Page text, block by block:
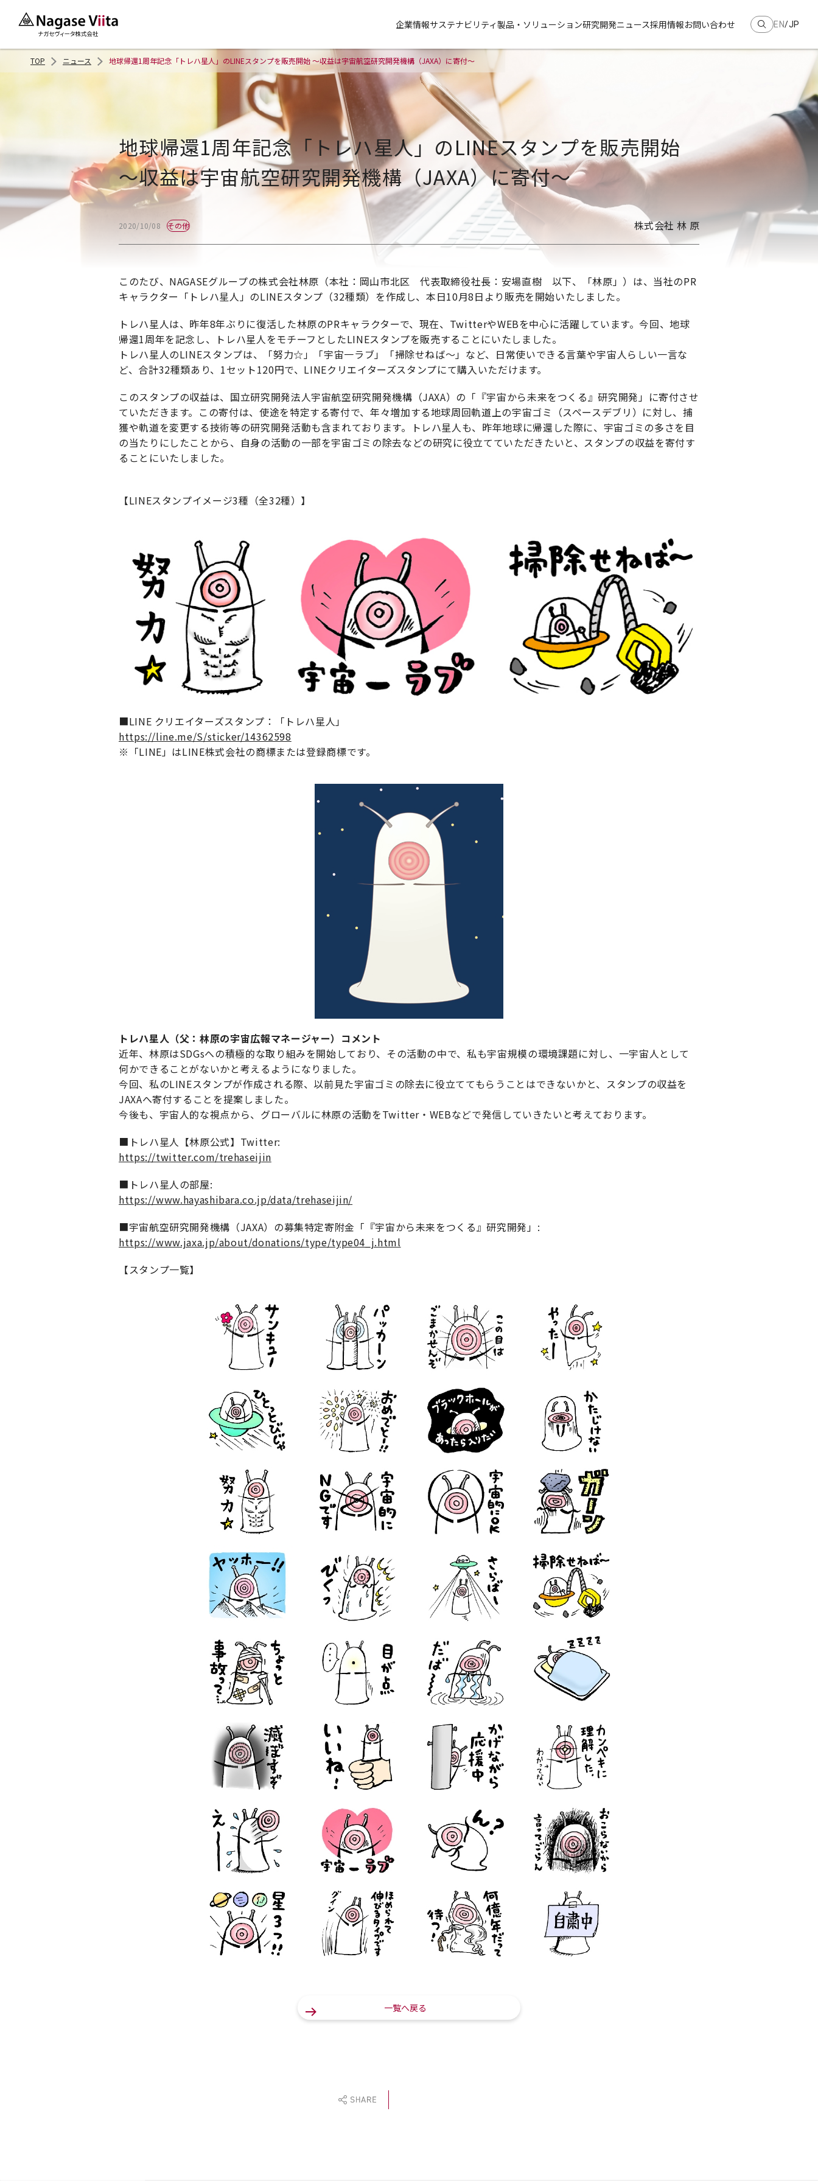
企業情報サステナビリティ製品・ソリューション研究開発ニュース採用情報お問い合わせ EN JP
TOP ニュース 地球帰還1周年記念「トレハ星人」のLINEスタンプを販売開始 ～収益は宇宙航空研究開発機構（JAXA）に寄付～
地球帰還1周年記念「トレハ星人」のLINEスタンプを販売開始
～収益は宇宙航空研究開発機構（JAXA）に寄付～
2020/10/08 その他 株式会社 林 原
このたび、NAGASEグループの株式会社林原（本社：岡山市北区 代表取締役社長：安場直樹 以下、「林原」）は、当社のPR
キャラクター「トレハ星人」のLINEスタンプ（32種類）を作成し、本日10月8日より販売を開始いたしました。
トレハ星人は、昨年8年ぶりに復活した林原のPRキャラクターで、現在、TwitterやWEBを中心に活躍しています。今回、地球
帰還1周年を記念し、トレハ星人をモチーフとしたLINEスタンプを販売することにいたしました。
トレハ星人のLINEスタンプは、「努力☆」「宇宙一ラブ」「掃除せねば～」など、日常使いできる言葉や宇宙人らしい一言な
ど、合計32種類あり、1セット120円で、LINEクリエイターズスタンプにて購入いただけます。
このスタンプの収益は、国立研究開発法人宇宙航空研究開発機構（JAXA）の「『宇宙から未来をつくる』研究開発」に寄付させ
ていただきます。この寄付は、使途を特定する寄付で、年々増加する地球周回軌道上の宇宙ゴミ（スペースデブリ）に対し、捕
獲や軌道を変更する技術等の研究開発活動も含まれております。トレハ星人も、昨年地球に帰還した際に、宇宙ゴミの多さを目
の当たりにしたことから、自身の活動の一部を宇宙ゴミの除去などの研究に役立てていただきたいと、スタンプの収益を寄付す
ることにいたしました。
【LINEスタンプイメージ3種（全32種）】
■LINE クリエイターズスタンプ：「トレハ星人」
https://line.me/S/sticker/14362598
※「LINE」はLINE株式会社の商標または登録商標です。
トレハ星人（父：林原の宇宙広報マネージャー）コメント
近年、林原はSDGsへの積極的な取り組みを開始しており、その活動の中で、私も宇宙規模の環境課題に対し、一宇宙人として
何かできることがないかと考えるようになりました。
今回、私のLINEスタンプが作成される際、以前見た宇宙ゴミの除去に役立ててもらうことはできないかと、スタンプの収益を
JAXAへ寄付することを提案しました。
今後も、宇宙人的な視点から、グローバルに林原の活動をTwitter・WEBなどで発信していきたいと考えております。
■トレハ星人【林原公式】Twitter:
https://twitter.com/trehaseijin
■トレハ星人の部屋:
https://www.hayashibara.co.jp/data/trehaseijin/
■宇宙航空研究開発機構（JAXA）の募集特定寄附金「『宇宙から未来をつくる』研究開発」:
https://www.jaxa.jp/about/donations/type/type04_j.html
【スタンプ一覧】
一覧へ戻る